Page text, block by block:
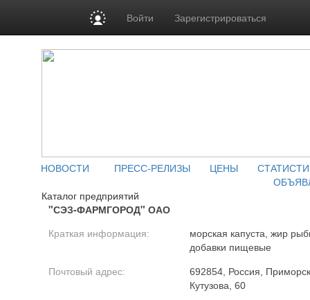
Войти Зарегистрироваться
НОВОСТИ ПРЕСС-РЕЛИЗЫ ЦЕНЫ
Каталог предприятий
"СЭЗ-ФАРМГОРОД" ОАО
Краткая информация:
морская капуста, жир
добавки пищевые
Почтовый адрес:
692854, Россия,
Кутузова, 60